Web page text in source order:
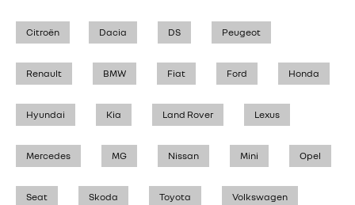
Citroën Dacia DS Peugeot
Renault BMW Fiat Ford Honda
Hyundai Kia Land Rover Lexus
Mercedes MG Nissan Mini Opel
Seat Skoda Toyota Volkswagen